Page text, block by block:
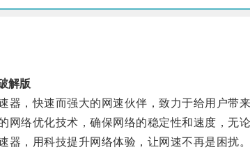
解版
，快速而强大的网速伙伴，致力于给用户带来
络优化技术，确保网络的稳定性和速度，无论
，用科技提升网络体验，让网速不再是困扰。